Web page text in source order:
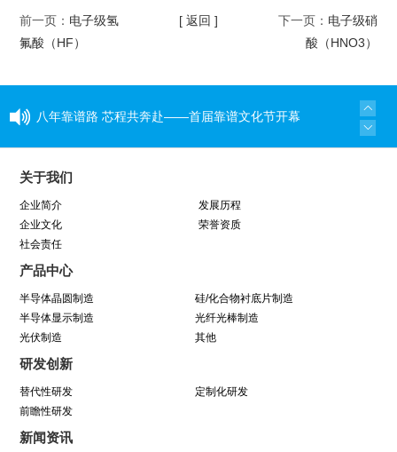
前一页： 电子级氢
氟酸（HF）
[ 返回 ] 下一页： 电子级硝
酸（HNO3）
八年靠谱路 芯程共奔赴——首届靠谱文化节开幕
与城同行，为热爱开跑
喜讯！中巨芯成功建立“浙江省博士后工作站”
同心同行 见证成长——中巨芯上市两周年纪念活
动圆满结束
关于我们
企业简介
发展历程
企业文化
荣誉资质
社会责任
产品中心
半导体晶圆制造
硅/化合物衬底片制造
半导体显示制造
光纤光棒制造
光伏制造
其他
研发创新
替代性研发
定制化研发
前瞻性研发
新闻资讯